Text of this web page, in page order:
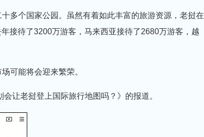
个国家公园。虽然有着如此丰富的旅游资源，老挝在
接待了3200万游客，马来西亚接待了2680万游客，越
可能将会迎来繁荣。
老挝登上国际旅行地图吗？》的报道。